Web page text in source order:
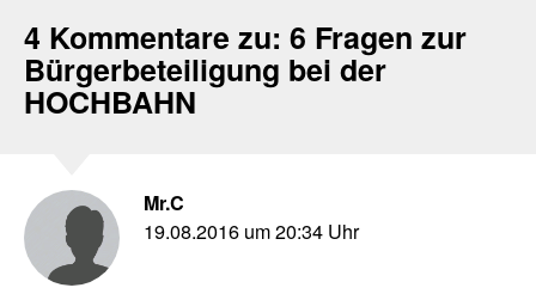
4 Kommentare zu: 6 Fragen zur
Bürgerbeteiligung bei der
HOCHBAHN
Mr.C
19.08.2016 um 20:34 Uhr